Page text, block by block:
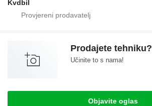
Kvdbil
Prodajete tehniku?
Učinite to s nama!
Objavite oglas